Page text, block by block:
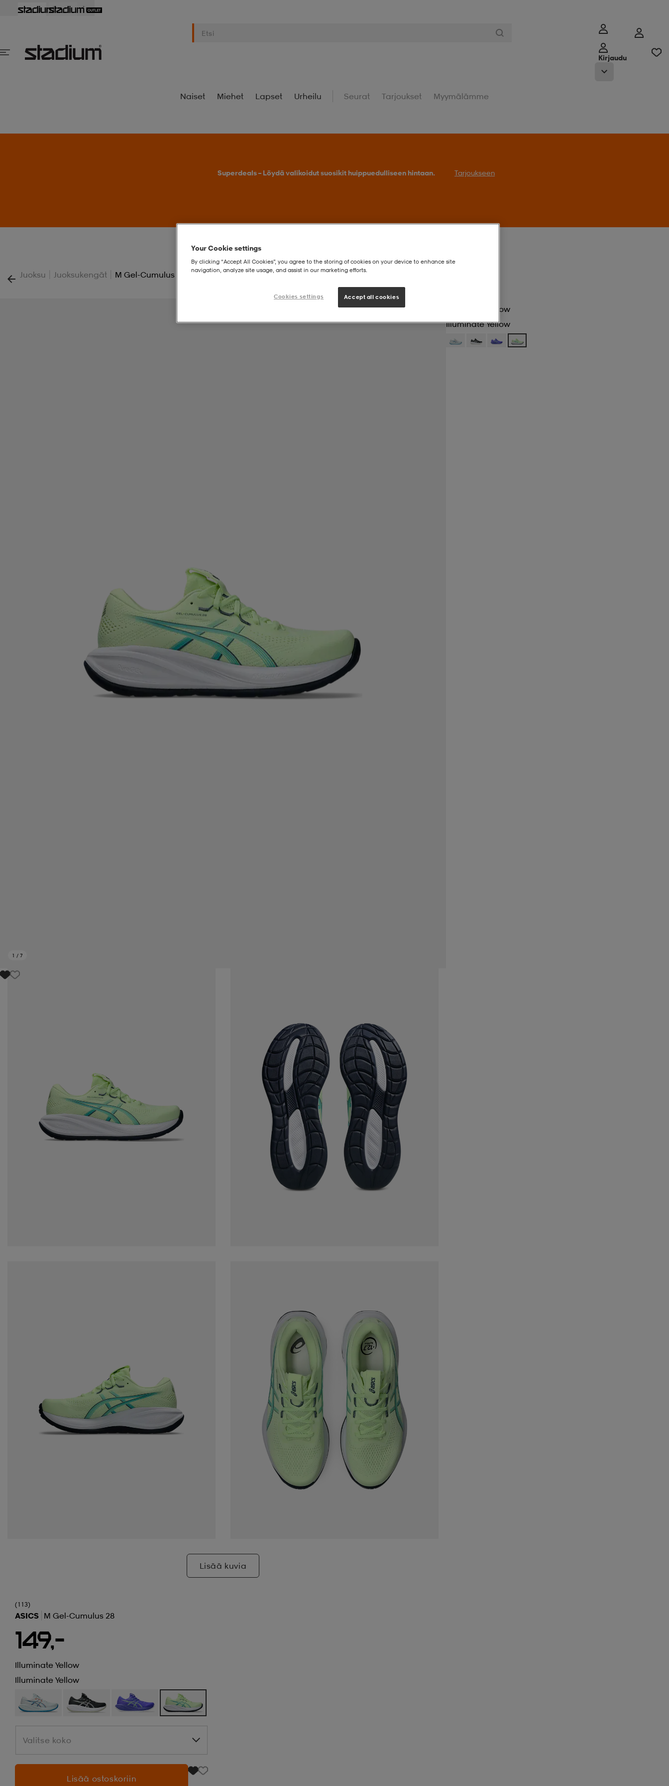
Kirjaudu
Naiset Miehet Lapset Urheilu Seurat Tarjoukset Myymälämme
Superdeals – Löydä valikoidut suosikit huippuedulliseen hintaan. Tarjoukseen
Juoksu | Juoksukengät | M Gel-Cumulus 28
1 / 7
Lisää kuvia
Illuminate Yellow
Illuminate Yellow
(113)
ASICS M Gel-Cumulus 28
149,-
Illuminate Yellow
Illuminate Yellow
Valitse koko
Valitse koko
Lisää ostoskoriin
Your Cookie settings
By clicking “Accept All Cookies”, you agree to the storing of cookies on your device to enhance site
navigation, analyze site usage, and assist in our marketing efforts.
Cookies settings Accept all cookies